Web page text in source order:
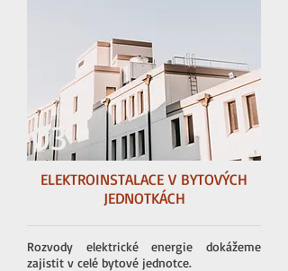
03
ELEKTROINSTALACE V BYTOVÝCH
JEDNOTKÁCH
Rozvody elektrické energie dokážeme
zajistit v celé bytové jednotce.